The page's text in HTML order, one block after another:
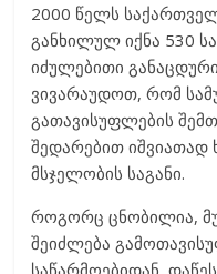
2000 წელს
განხილულ იქნა 530
იძულებითი
ვივარაუდოთ, რომ
გათავისუფლების
შედარებით
მსჯელობის საგანი.
როგორც ცნობილია,
შეიძლება